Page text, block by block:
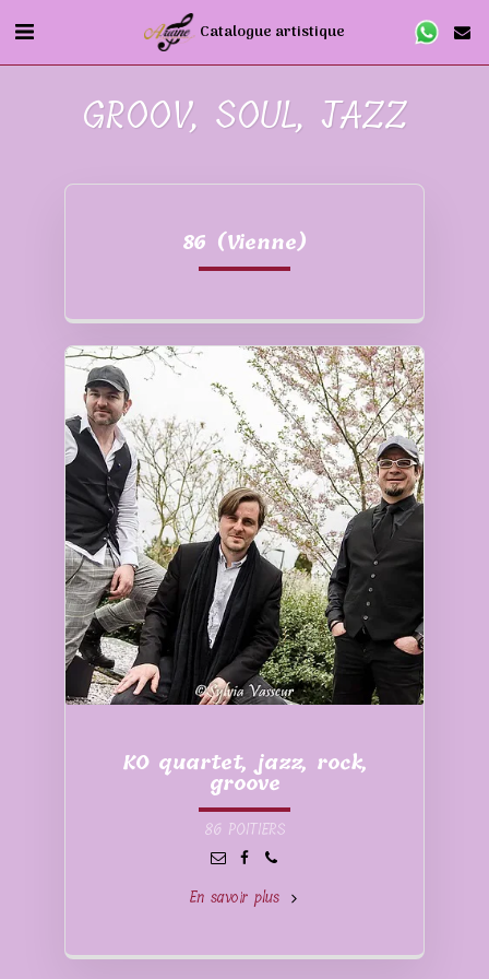
Catalogue artistique
GROOV, SOUL, JAZZ
86 (Vienne)
KO quartet, jazz, rock,
groove
86 POITIERS
En savoir plus